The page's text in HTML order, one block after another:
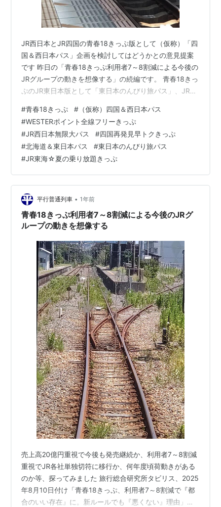
JR西日本とJR四国の青春18きっぷ版として（仮称）「四
国＆西日本パス」企画を検討してはどうかとの意見提案
です 昨日の「青春18きっぷ利用者7～8割減による今後の
JRグループの動きを想像する」の続編です。 青春18きっ
ぷのJR東日本版として「東日本のんびり旅パス」、JR東
ります。 JR西日本はどうでしょうか。 「WESTERポイン
ト全線フリーきっぷ」が青春18きっぷの役を果たしてい
る形ですが、新幹線と特急乗車まで拡大するのはよいと
しても、一定のWESTERポイントを所持していることが
条件であり、さらに最小ポイントでも購入できるとはい
え高額のた…
#青春18きっぷ # （仮称）四国＆西日本パス
#WESTERポイント全線フリーきっぷ
#JR西日本無限大パス #四国再発見早トクきっぷ
#北海道＆東日本パス #東日本のんびり旅パス
#JR東海☆夏の乗り放題きっぷ
平行普通列車 • 1年前
青春18きっぷ利用者7～8割減による今後のJRグ
ループの動きを想像する
売上高20億円重視で今後も発売継続か、利用者7～8割減
重視でJR各社単独切符に移行か、何年度頃荷動きがある
のか等、探ってみました 旅行総合研究所タビリス、2025
年8月10日付け「青春18きっぷ、利用者7～8割減で『都
合のいい存在』に。新ルールでも『悪くない』理由」を